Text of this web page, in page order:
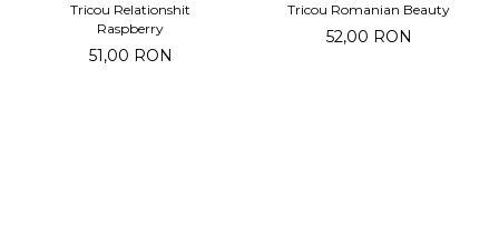
Tricou Relationshit
Raspberry
51,00 RON
Tricou Romanian Beauty
52,00 RON